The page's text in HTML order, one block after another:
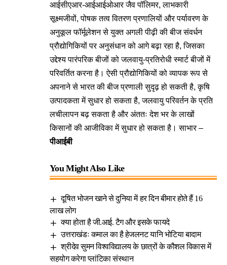
आईसीएआर-आईआईओआर जैव पॉलिमर, लाभकारी
सूक्ष्मजीवों, पोषक तत्व वितरण प्रणालियों और पर्यावरण के
अनुकूल फॉर्मूलेशन से युक्त अगली पीढ़ी की बीज संवर्धन
प्रौद्योगिकियों पर अनुसंधान को आगे बढ़ा रहा है, जिसका
उद्देश्य पारंपरिक बीजों को जलवायु-प्रतिरोधी स्मार्ट बीजों में
परिवर्तित करना है। ऐसी प्रौद्योगिकियों को व्यापक रूप से
अपनाने से भारत की बीज प्रणाली सुदृढ़ हो सकती है, कृषि
उत्पादकता में सुधार हो सकता है, जलवायु परिवर्तन के प्रति
लचीलापन बढ़ सकता है और अंततः देश भर के लाखों
किसानों की आजीविका में सुधार हो सकता है। साभार –
पीआईबी
You Might Also Like
दूषित भोजन खाने से दुनिया में हर दिन बीमार होते हैं 16
लाख लोग
क्या होता है जी.आई. टैग और इसके फायदे
उत्तराखंडः कमाल का है हेजलनट यानि भोटिया बादाम
श्रीदेव सुमन विश्वविद्यालय के छात्रों के कौशल विकास में
सहयोग करेगा प्लांटिका संस्थान